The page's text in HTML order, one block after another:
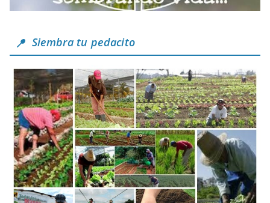
Siembra tu pedacito